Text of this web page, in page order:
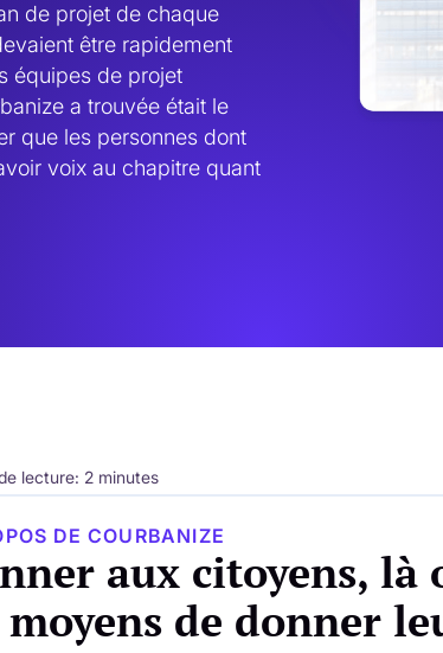
de projet de chaque
être rapidement
équipes de projet
a trouvée était le
que les personnes dont
voix au chapitre quant
lecture: 2 minutes
DE COURBANIZE
aux citoyens,
moyens de donner